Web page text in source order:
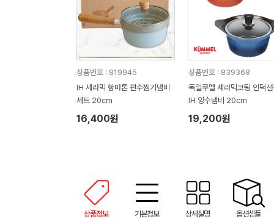
상품번호 : 819945
IH 세라믹 함마톤 편수찜기냄비
세트 20cm
16,400원
상품번호 : 839368
독일쿠멜 세라믹코팅 인덕
IH 양수냄비 20cm
19,200원
상품정보 기본정보 상세설명 옵션샘플